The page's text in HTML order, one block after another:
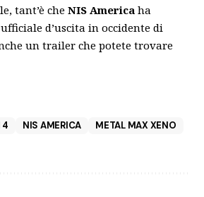
tant’è che NIS America ha
d’uscita in occidente di
un trailer che potete trovare
4 NIS AMERICA
METAL MAX XENO